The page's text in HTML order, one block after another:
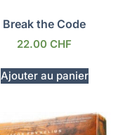
Break the Code
22.00 CHF
Ajouter au panier